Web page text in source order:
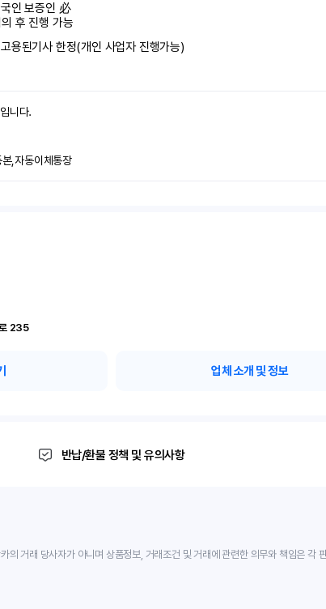
인 보증인 必
후 진행 가능
용된기사 한정(개인 사업자 진행가능)
니다.
,자동이체통장
로 235
업체 소개 및 정보
반납/환불 정책 및 유의사항
의 거래 당사자가 아니며 상품정보, 거래조건 및 거래에 관련한 의무와 책임은 각